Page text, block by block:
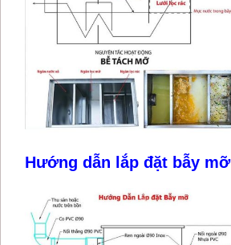
Hướng dẫn lắp đặt bẫy mỡ